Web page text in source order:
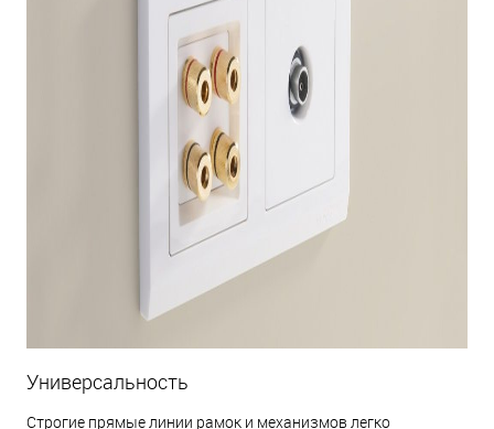
Универсальность
Строгие прямые линии рамок и механизмов легко